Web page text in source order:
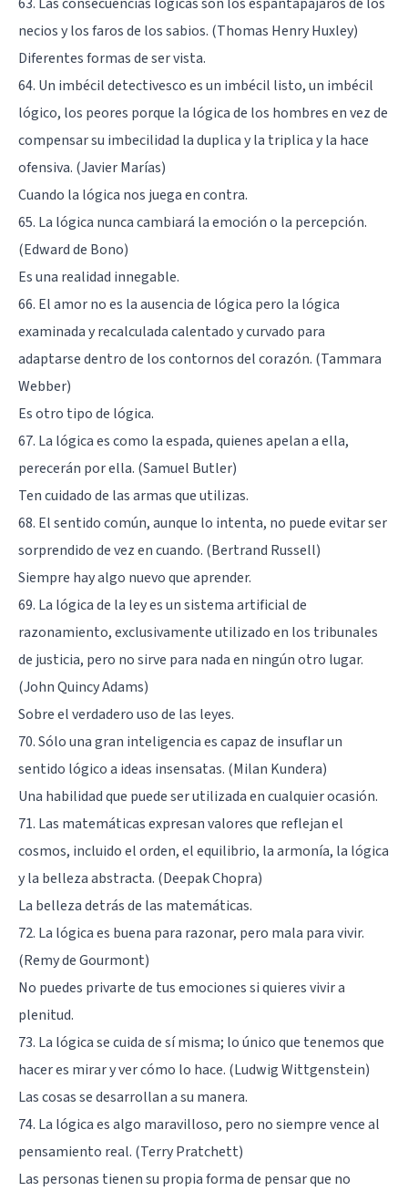
necios y los faros de los sabios. (Thomas Henry Huxley)
Diferentes formas de ser vista.
64. Un imbécil detectivesco es un imbécil listo, un imbécil
lógico, los peores porque la lógica de los hombres en vez de
compensar su imbecilidad la duplica y la triplica y la hace
ofensiva. (Javier Marías)
Cuando la lógica nos juega en contra.
65. La lógica nunca cambiará la emoción o la percepción.
(Edward de Bono)
Es una realidad innegable.
66. El amor no es la ausencia de lógica pero la lógica
examinada y recalculada calentado y curvado para
adaptarse dentro de los contornos del corazón. (Tammara
Webber)
Es otro tipo de lógica.
67. La lógica es como la espada, quienes apelan a ella,
perecerán por ella. (Samuel Butler)
Ten cuidado de las armas que utilizas.
68. El sentido común, aunque lo intenta, no puede evitar ser
sorprendido de vez en cuando. (Bertrand Russell)
Siempre hay algo nuevo que aprender.
69. La lógica de la ley es un sistema artificial de
razonamiento, exclusivamente utilizado en los tribunales
de justicia, pero no sirve para nada en ningún otro lugar.
(John Quincy Adams)
Sobre el verdadero uso de las leyes.
70. Sólo una gran inteligencia es capaz de insuflar un
sentido lógico a ideas insensatas. (Milan Kundera)
Una habilidad que puede ser utilizada en cualquier ocasión.
71. Las matemáticas expresan valores que reflejan el
cosmos, incluido el orden, el equilibrio, la armonía, la lógica
y la belleza abstracta. (Deepak Chopra)
La belleza detrás de las matemáticas.
72. La lógica es buena para razonar, pero mala para vivir.
(Remy de Gourmont)
No puedes privarte de tus emociones si quieres vivir a
plenitud.
73. La lógica se cuida de sí misma; lo único que tenemos que
hacer es mirar y ver cómo lo hace. (Ludwig Wittgenstein)
Las cosas se desarrollan a su manera.
74. La lógica es algo maravilloso, pero no siempre vence al
pensamiento real. (Terry Pratchett)
Las personas tienen su propia forma de pensar que no